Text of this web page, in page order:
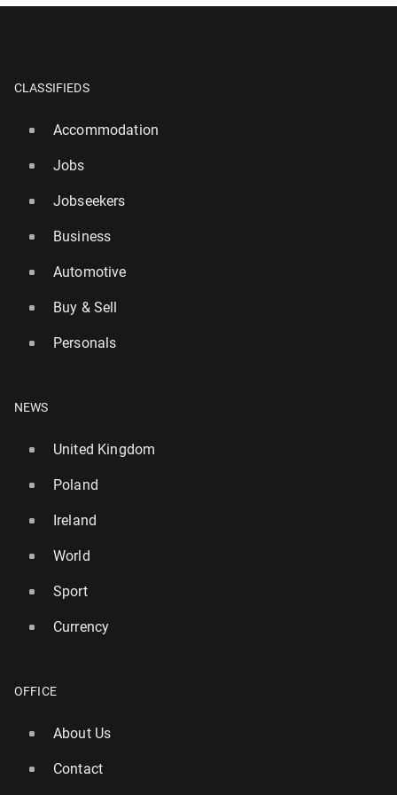
CLASSIFIEDS
Accommodation
Jobs
Jobseekers
Business
Automotive
Buy & Sell
Personals
NEWS
United Kingdom
Poland
Ireland
World
Sport
Currency
OFFICE
About Us
Contact